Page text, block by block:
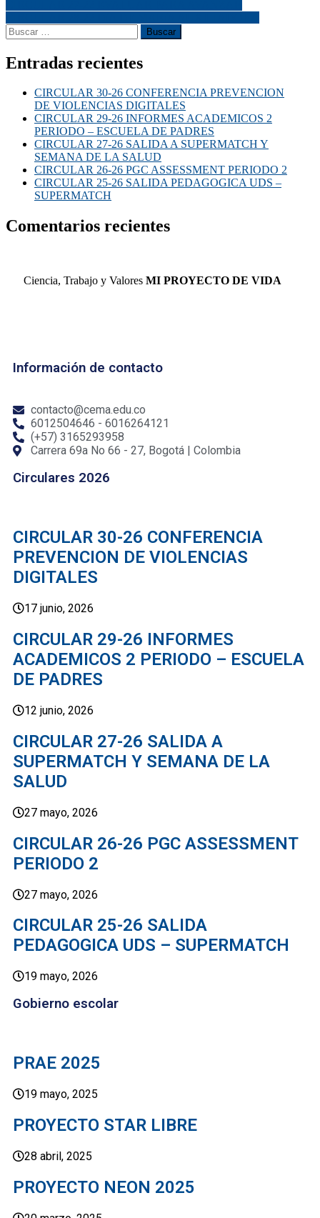
Entradas recientes
CIRCULAR 30-26 CONFERENCIA PREVENCION
DE VIOLENCIAS DIGITALES
CIRCULAR 29-26 INFORMES ACADEMICOS 2
PERIODO – ESCUELA DE PADRES
CIRCULAR 27-26 SALIDA A SUPERMATCH Y
SEMANA DE LA SALUD
CIRCULAR 26-26 PGC ASSESSMENT PERIODO 2
CIRCULAR 25-26 SALIDA PEDAGOGICA UDS –
SUPERMATCH
Comentarios recientes
Ciencia, Trabajo y Valores MI PROYECTO DE VIDA
Información de contacto
contacto@cema.edu.co
6012504646 - 6016264121
(+57) 3165293958
Carrera 69a No 66 - 27, Bogotá | Colombia
Circulares 2026
CIRCULAR 30-26 CONFERENCIA
PREVENCION DE VIOLENCIAS
DIGITALES
17 junio, 2026
CIRCULAR 29-26 INFORMES
ACADEMICOS 2 PERIODO – ESCUELA
DE PADRES
12 junio, 2026
CIRCULAR 27-26 SALIDA A
SUPERMATCH Y SEMANA DE LA
SALUD
27 mayo, 2026
CIRCULAR 26-26 PGC ASSESSMENT
PERIODO 2
27 mayo, 2026
CIRCULAR 25-26 SALIDA
PEDAGOGICA UDS – SUPERMATCH
19 mayo, 2026
Gobierno escolar
PRAE 2025
19 mayo, 2025
PROYECTO STAR LIBRE
28 abril, 2025
PROYECTO NEON 2025